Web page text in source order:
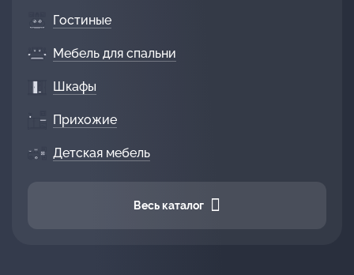
Гостиные
Мебель для спальни
Шкафы
Прихожие
Детская мебель
Весь каталог